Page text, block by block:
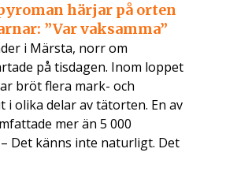
härjar på orten
”Var vaksamma”
i Märsta, norr om
på tisdagen. Inom loppet
bröt flera mark- och
i olika delar av tätorten. En av
mer än 5 000
Det känns inte naturligt. Det